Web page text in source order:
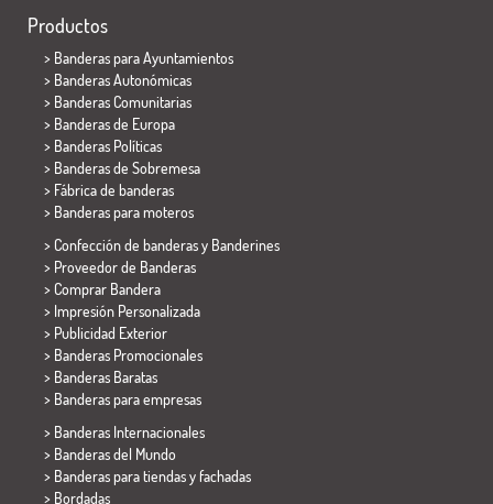
Productos
> Banderas para Ayuntamientos
> Banderas Autonómicas
> Banderas Comunitarias
> Banderas de Europa
> Banderas Políticas
> Banderas de Sobremesa
> Fábrica de banderas
> Banderas para moteros
> Confección de banderas y Banderines
> Proveedor de Banderas
> Comprar Bandera
> Impresión Personalizada
> Publicidad Exterior
> Banderas Promocionales
> Banderas Baratas
> Banderas para empresas
> Banderas Internacionales
> Banderas del Mundo
> Banderas para tiendas y fachadas
> Bordadas